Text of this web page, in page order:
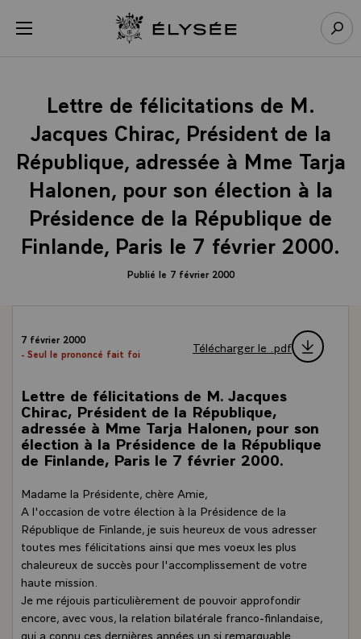
menu Retour à l’accueil Élysée
Lettre de félicitations de M.
Jacques Chirac, Président de la
République, adressée à Mme Tarja
Halonen, pour son élection à la
Présidence de la République de
Finlande, Paris le 7 février 2000.
Publié le 7 février 2000
7 février 2000
- Seul le prononcé fait foi
Télécharger le .pdf
Lettre de félicitations de M. Jacques
Chirac, Président de la République,
adressée à Mme Tarja Halonen, pour son
élection à la Présidence de la République
de Finlande, Paris le 7 février 2000.
Madame la Présidente, chère Amie,
A l'occasion de votre élection à la Présidence de la
République de Finlande, je suis heureux de vous adresser
toutes mes félicitations ainsi que mes voeux les plus
chaleureux de succès pour l'accomplissement de votre
haute mission.
Je me réjouis particulièrement de pouvoir approfondir
encore, avec vous, la relation bilatérale franco-finlandaise,
qui a connu ces dernières années un si remarquable
Panneau de gestion des cookies